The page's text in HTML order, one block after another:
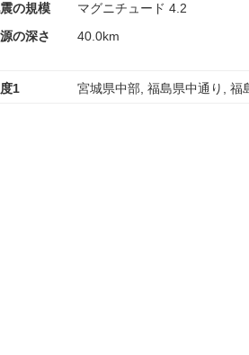
の規模
マグニチュード 4.2
の深さ
40.0km
1 宮城県中部, 福島県中通り, 福